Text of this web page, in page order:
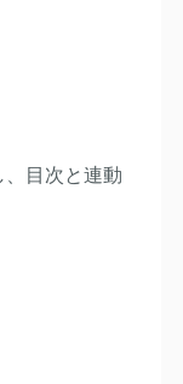
目次と連動